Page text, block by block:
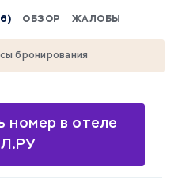
ОБЗОР ЖАЛОБЫ
бронирования
номер в отеле